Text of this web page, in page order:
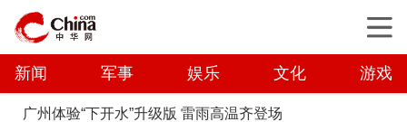
新闻 军事 娱乐 文化 游戏
广州体验“下开水”升级版 雷雨高温齐登场